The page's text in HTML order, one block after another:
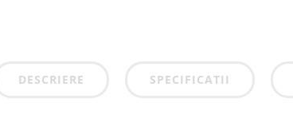
DESCRIERE SPECIFICATII